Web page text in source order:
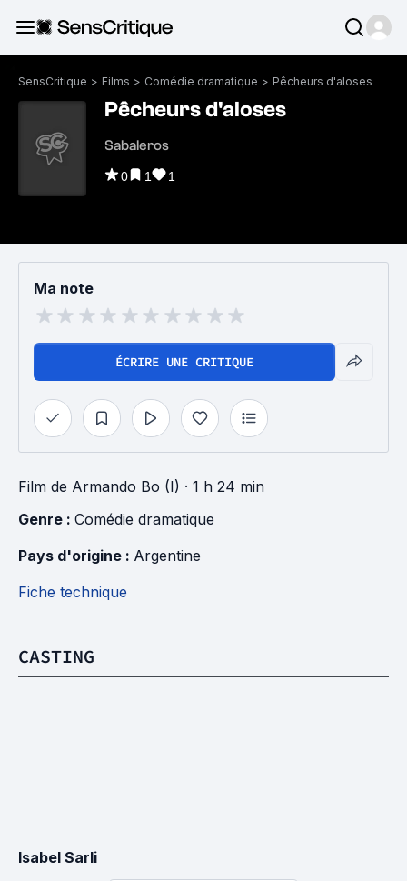
SensCritique > Films > Comédie dramatique > Pêcheurs d'aloses
Pêcheurs d'aloses
Sabaleros
0 1 1
Ma note
ÉCRIRE UNE CRITIQUE
Film de Armando Bo (I) · 1 h 24 min
Genre : Comédie dramatique
Pays d'origine : Argentine
Fiche technique
CASTING
Isabel Sarli